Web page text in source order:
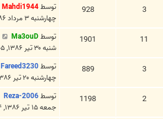
3
928 توسطMahdi1944
چهارشنبه ۳ مرداد ۱۳۸۶, ۶:۴۸ ب.ظ
11
1901 توسطMa3ouD
شنبه ۳۰ تیر ۱۳۸۶, ۹:۰۵ ق.ظ
3
889 توسطFareed3230
چهارشنبه ۲۰ تیر ۱۳۸۶, ۲:۳۵ ب.ظ
2
1198 توسطReza-2006
جمعه ۱۵ تیر ۱۳۸۶, ۱:۴۴ ب.ظ